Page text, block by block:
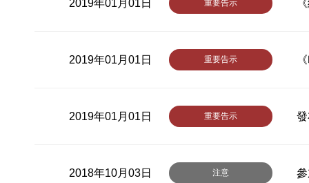
2019年01月01日 重要告示
2019年01月01日 重要告示
2019年01月01日 重要告示
2018年10月03日 注意